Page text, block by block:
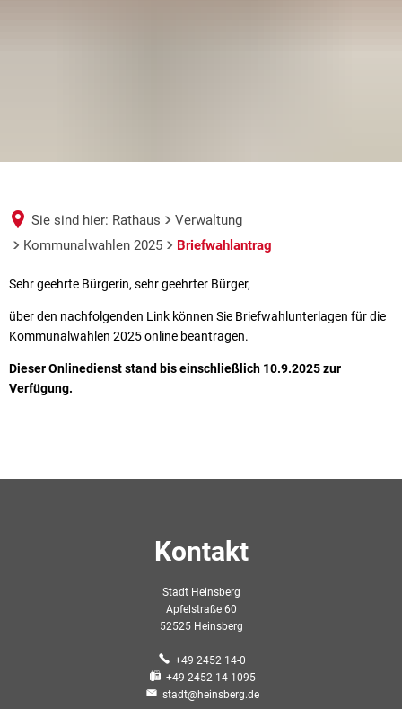
Sie sind hier: Rathaus
Verwaltung
Kommunalwahlen 2025
Briefwahlantrag
Briefwahlantrag
Sehr geehrte Bürgerin, sehr geehrter Bürger,
über den nachfolgenden Link können Sie Briefwahlunterlagen für die
Kommunalwahlen 2025 online beantragen.
Dieser Onlinedienst stand bis einschließlich 10.9.2025 zur
Verfügung.
Kontakt
Stadt Heinsberg
Apfelstraße 60
52525 Heinsberg
+49 2452 14-0
+49 2452 14-1095
stadt@heinsberg.de